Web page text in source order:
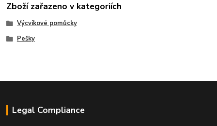
Zboží zařazeno v kategoriích
Výcvikové pomůcky
Pešky
Legal Compliance